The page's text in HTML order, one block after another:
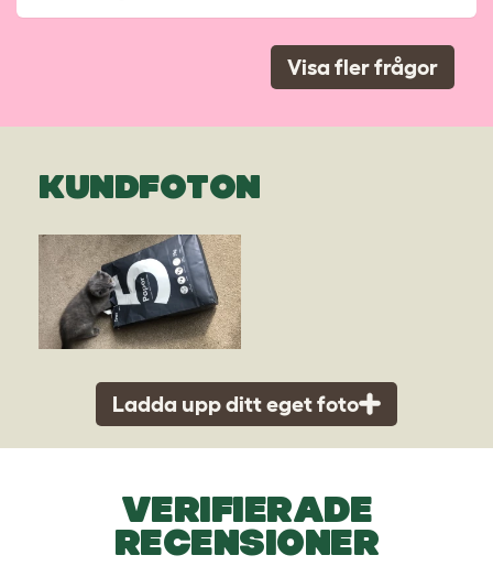
Visa fler frågor
KUNDFOTON
Ladda upp ditt eget foto
VERIFIERADE
RECENSIONER